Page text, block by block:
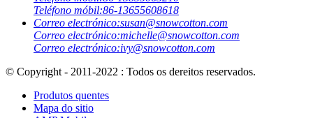
Teléfono móbil:86-13655608618
Correo electrónico:susan@snowcotton.com
Correo electrónico:michelle@snowcotton.com
Correo electrónico:ivy@snowcotton.com
© Copyright - 2011-2022 : Todos os dereitos reservados.
Produtos quentes
Mapa do sitio